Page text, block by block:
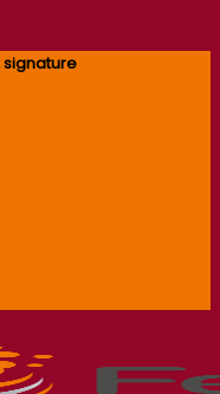
signature